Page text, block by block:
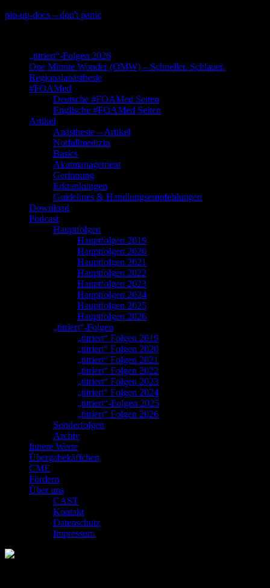
Skip
pin-up-docs – don't panic
„titriert“-Folgen 2026
One Minute Wonder (OMW) – Schneller. Schlauer.
Regionalanästhesie
#FOAMed
Deutsche #FOAMed Seiten
Englische #FOAMed Seiten
Artikel
Anästhesie – Artikel
Notfallmedizin
Basics
Akutmanagement
Gerinnung
Erkrankungen
Guidelines & Handlungsempfehlungen
Download
Podcast
Hauptfolgen
Hauptfolgen 2019
Hauptfolgen 2020
Hauptfolgen 2021
Hauptfolgen 2022
Hauptfolgen 2023
Hauptfolgen 2024
Hauptfolgen 2025
Hauptfolgen 2026
„titriert“-Folgen
„titriert“ Folgen 2019
„titriert“ Folgen 2020
„titriert“ Folgen 2021
„titriert“ Folgen 2022
„titriert“ Folgen 2023
„titriert“ Folgen 2024
„titriert“-Folgen 2025
„titriert“ Folgen 2026
Sonderfolgen
Archiv
Innere Werte
Übergabekäffchen
CME
Fördern
Über uns
CAST
Kontakt
Datenschutz
Impressum